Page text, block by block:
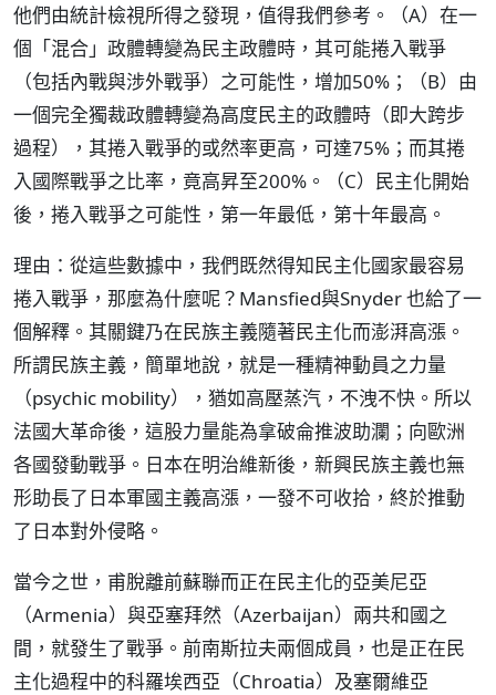
他們由統計檢視所得之發現，值得我們參考。（A）在一
個「混合」政體轉變為民主政體時，其可能捲入戰爭
（包括內戰與涉外戰爭）之可能性，增加50%；（B）由
一個完全獨裁政體轉變為高度民主的政體時（即大跨步
過程），其捲入戰爭的或然率更高，可達75%；而其捲
入國際戰爭之比率，竟高昇至200%。（C）民主化開始
後，捲入戰爭之可能性，第一年最低，第十年最高。
理由：從這些數據中，我們既然得知民主化國家最容易
捲入戰爭，那麼為什麼呢？Mansfied與Snyder 也給了一
個解釋。其關鍵乃在民族主義隨著民主化而澎湃高漲。
所謂民族主義，簡單地說，就是一種精神動員之力量
（psychic mobility），猶如高壓蒸汽，不洩不快。所以
法國大革命後，這股力量能為拿破侖推波助瀾；向歐洲
各國發動戰爭。日本在明治維新後，新興民族主義也無
形助長了日本軍國主義高漲，一發不可收拾，終於推動
了日本對外侵略。
當今之世，甫脫離前蘇聯而正在民主化的亞美尼亞
（Armenia）與亞塞拜然（Azerbaijan）兩共和國之
間，就發生了戰爭。前南斯拉夫兩個成員，也是正在民
主化過程中的科羅埃西亞（Chroatia）及塞爾維亞